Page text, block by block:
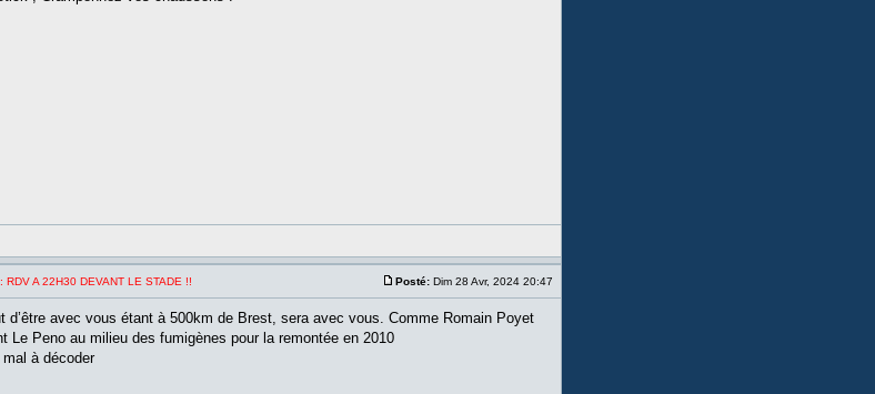
RDV A 22H30 DEVANT LE STADE !! Posté: Dim 28 Avr, 2024 20:47
d’être avec vous étant à 500km de Brest, sera avec vous. Comme Romain Poyet
Le Peno au milieu des fumigènes pour la remontée en 2010
à décoder